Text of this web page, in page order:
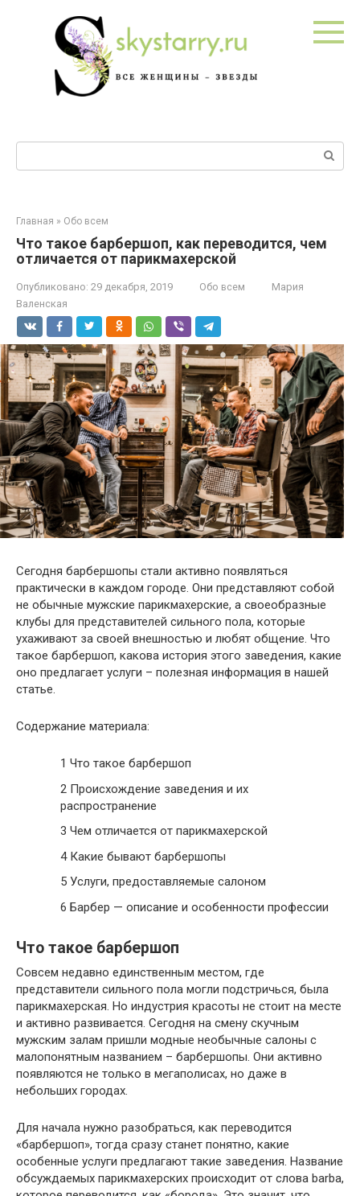
Поиск:
Главная » Обо всем
Что такое барбершоп, как переводится, чем
отличается от парикмахерской
Опубликовано: 29 декабря, 2019 Обо всем
Мария
Валенская
Сегодня барбершопы стали активно появляться
практически в каждом городе. Они представляют собой
не обычные мужские парикмахерские, а своеобразные
клубы для представителей сильного пола, которые
ухаживают за своей внешностью и любят общение. Что
такое барбершоп, какова история этого заведения, какие
оно предлагает услуги – полезная информация в нашей
статье.
Содержание материала:
1 Что такое барбершоп
2 Происхождение заведения и их
распространение
3 Чем отличается от парикмахерской
4Какие бывают барбершопы
5 Услуги, предоставляемые салоном
6 Барбер — описание и особенности профессии
Что такое барбершоп
Совсем недавно единственным местом, где
представители сильного пола могли подстричься, была
парикмахерская. Но индустрия красоты не стоит на месте
и активно развивается. Сегодня на смену скучным
мужским залам пришли модные необычные салоны с
малопонятным названием – барбершопы. Они активно
появляются не только в мегаполисах, но даже в
небольших городах.
Для начала нужно разобраться, как переводится
«барбершоп», тогда сразу станет понятно, какие
особенные услуги предлагают такие заведения. Название
обсуждаемых парикмахерских происходит от слова barba,